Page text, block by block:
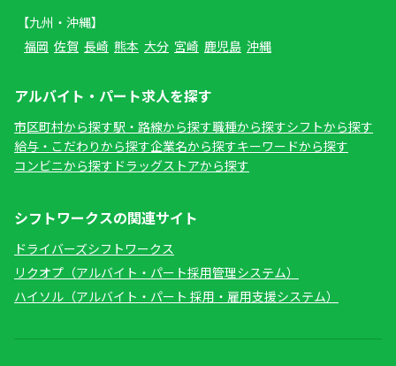
【九州・沖縄】
福岡 佐賀 長崎 熊本 大分 宮崎 鹿児島 沖縄
アルバイト・パート求人を探す
市区町村から探す駅・路線から探す職種から探すシフトから探す
給与・こだわりから探す企業名から探すキーワードから探す
コンビニから探す ドラッグストアから探す
シフトワークスの関連サイト
ドライバーズシフトワークス
リクオプ（アルバイト・パート採用管理システム）
ハイソル（アルバイト・パート 採用・雇用支援システム）